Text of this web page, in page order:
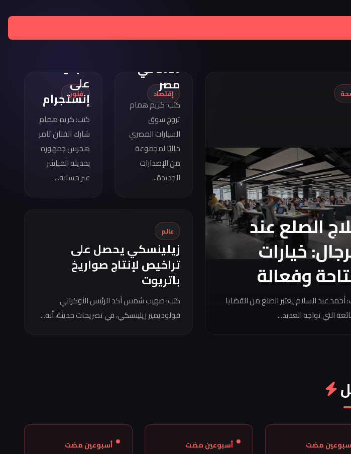
الصلع عند
خيارات
وفعالة
أحمد عبد السلام يعتبر الصلع من القضايا
التي تواجه العديد...
إقتصاد
مواصفات
كوبرا
2026 في
مصر
كتب: كريم همام
تروج سوق
السيارات المصري
حاليًا لمجموعة
من الإصدارات
الجديدة...
فنون
هجرس
يشارك
الجديدة
على
إنستجرام
كتب: كريم همام
شارك الفنان تامر
هجرس جمهوره
بحديثه المباشر
عبر حسابه...
عالم
زيلينسكي يحصل على
تراخيص لإنتاج صواريخ
باتريوت
كتب: صهيب شمس أكد الرئيس الأوكراني
فولوديمير زيلينسكي، في تصريحات حديثة، أنه...
مضت أسبوعين مضت أسبوعين مضت